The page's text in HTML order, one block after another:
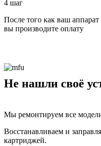
4 шаг
После того как ваш
вы производите оплату
Не нашли своё
Мы ремонтируем все
Восстанавливаем и
картриджей.